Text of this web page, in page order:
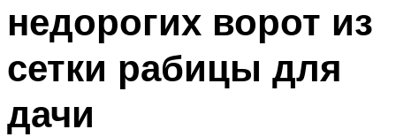
недорогих ворот из
сетки рабицы для
дачи